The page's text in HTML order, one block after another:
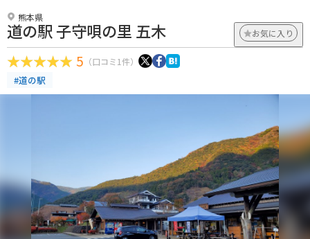
熊本県
道の駅 子守唄の里 五木 お気に入り
5 （口コミ1件）
#道の駅